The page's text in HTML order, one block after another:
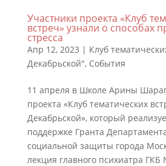
Участники проекта «Клуб
встреч» узнали о способах
стресса
Апр 12, 2023 | Клуб
Декабрьской", События
11 апреля в Школе Арины
проекта «Клуб тематических
Декабрьской», который
поддержке Гранта
социальной защиты города
лекция главного психиатра